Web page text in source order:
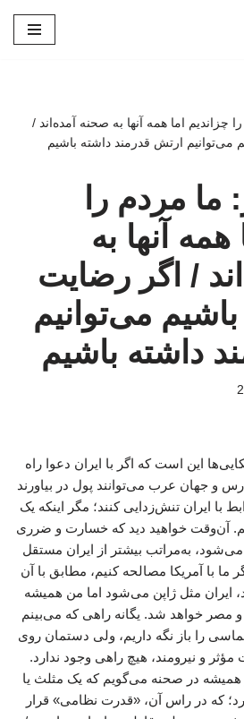
را چزاندیم اما همه آنها به صحنه آمده‌اند /
می‌توانیم ارتش قدرمند داشته باشیم
ما مردم را
همه آنها به
/ اگر رضایت
می‌توانیم
داشته باشیم
این است که اگر با ایران دعوا راه
و جهان عرب می‌توانند پول در بیاورند
با ایران تنش‌زدایی کنند؛ مگر اینکه یک
آن‌وقت خواهید دید که خسارت و ضرری
به‌مراتب بیشتر از ایران مستقل
با آمریکا مصالحه کنیم، مطابق با آن
ایران مثل ژاپن می‌شود اما من همیشه
مصر خواهد شد. یگانه راهی که می‌بینم
را باز نگه داریم، ولی دستمان روی
و نیرومند، هیچ راهی وجود ندارد.
در صحنه می‌گویم که یک مثلث یا
که در راس آن، «قدرت نظامی» قرار